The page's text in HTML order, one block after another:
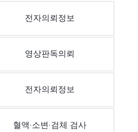
전자의뢰정보
영상판독의뢰
전자의뢰정보
혈액∙소변∙검체 검사